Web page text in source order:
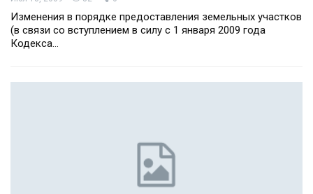
Изменения в порядке предоставления земельных участков
(в связи со вступлением в силу с 1 января 2009 года
Кодекса…